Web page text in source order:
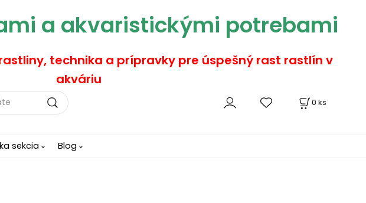
a akvaristickými potrebami
technika a prípravky pre úspešný rast rastlín v
akváriu
0 ks
sekcia Blog